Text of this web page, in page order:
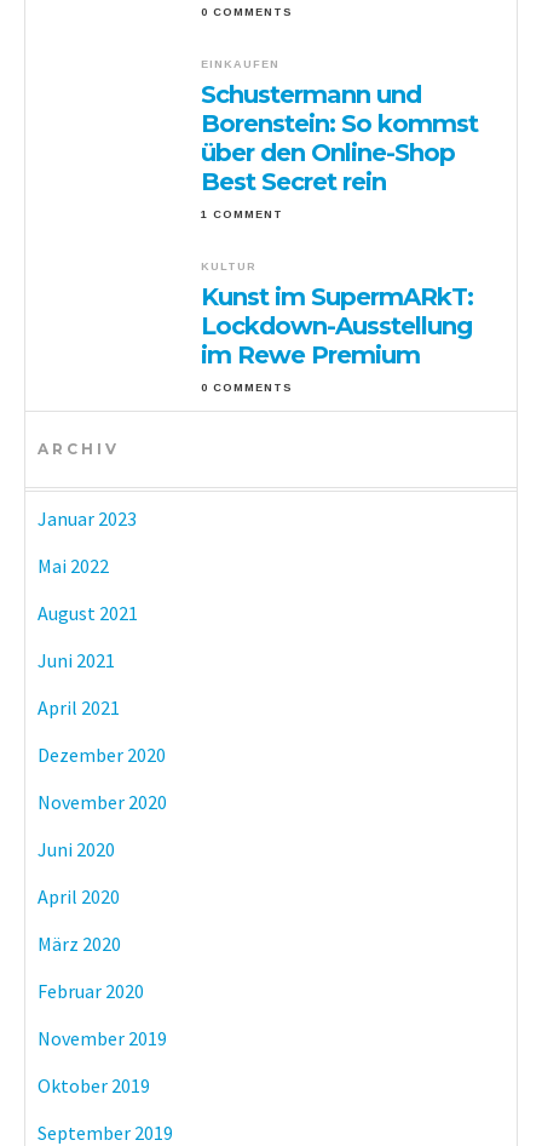
0 COMMENTS
EINKAUFEN
Schustermann und
Borenstein: So kommst
über den Online-Shop
Best Secret rein
1 COMMENT
KULTUR
Kunst im SupermARkT:
Lockdown-Ausstellung
im Rewe Premium
0 COMMENTS
ARCHIV
Januar 2023
Mai 2022
August 2021
Juni 2021
April 2021
Dezember 2020
November 2020
Juni 2020
April 2020
März 2020
Februar 2020
November 2019
Oktober 2019
September 2019